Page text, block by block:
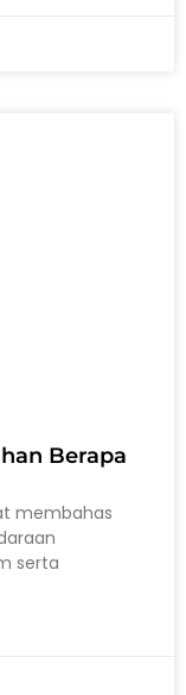
Berapa
membahas
serta